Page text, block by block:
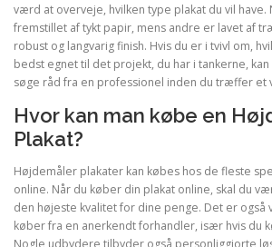
værd at overveje, hvilken type plakat du vil have.
fremstillet af tykt papir, mens andre er lavet af
robust og langvarig finish. Hvis du er i tvivl om,
bedst egnet til det projekt, du har i tankerne,
søge råd fra en professionel inden du træffer et
Hvor kan man købe en
Plakat?
Højdemåler plakater kan købes hos de fleste
online. Når du køber din plakat online, skal du
den højeste kvalitet for dine penge. Det er også
køber fra en anerkendt forhandler, især hvis du
Nogle udbydere tilbyder også personliggjorte